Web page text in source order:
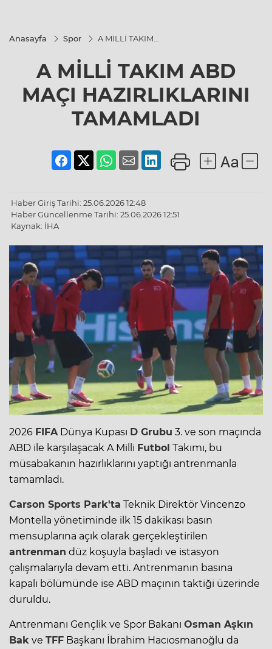
Anasayfa Spor
A MİLLİ TAKIM
HAZIRLIKLARINI
TAMAMLADI
A MİLLİ TAKIM ABD
MAÇI HAZIRLIKLARINI
TAMAMLADI
Haber Giriş Tarihi: 25.06.2026 12:48
Haber Güncellenme Tarihi: 25.06.2026 12:51
Kaynak: İHA
2026 FIFA Dünya Kupası D Grubu 3. ve son maçında
ABD ile karşılaşacak A Milli Futbol Takımı, bu
müsabakanın hazırlıklarını yaptığı antrenmanla
tamamladı.
Carson Sports Park'ta Teknik Direktör Vincenzo
Montella yönetiminde ilk 15 dakikası basın
mensuplarına açık olarak gerçekleştirilen
antrenman düz koşuyla başladı ve istasyon
çalışmalarıyla devam etti. Antrenmanın basına
kapalı bölümünde ise ABD maçının taktiği üzerinde
duruldu.
Antrenmanı Gençlik ve Spor Bakanı Osman Aşkın
Bak ve TFF Başkanı İbrahim Hacıosmanoğlu da